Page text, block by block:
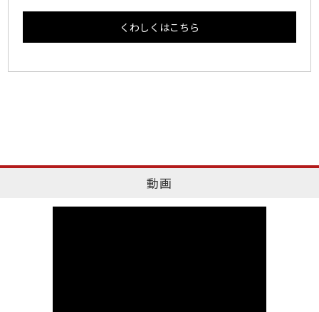
くわしくはこちら
動画